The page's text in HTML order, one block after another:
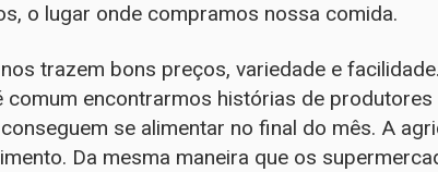
o lugar onde compramos nossa comida.
trazem bons preços, variedade e
encontrarmos histórias de
se alimentar no final do mês. A
Da mesma maneira que os